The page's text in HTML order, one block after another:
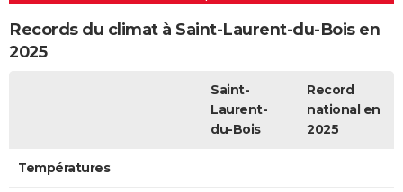
Records du climat à Saint-Laurent-du-Bois en
2025
Saint-
Laurent-
du-Bois
Record
national en
2025
Températures